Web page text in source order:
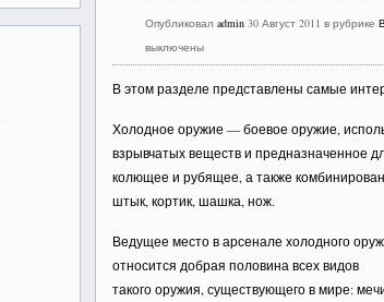
Опубликовалadmin 30 Август 2011 в рубрике
выключены
В этом разделе представлены самые
Холодное оружие — боевое оружие,
взрывчатых веществ и предназначенное
колющее и рубящее, а также
штык, кортик, шашка, нож.
Ведущее место в арсенале холодного
относится добрая половина всех видов
такого оружия, существующего в мире: